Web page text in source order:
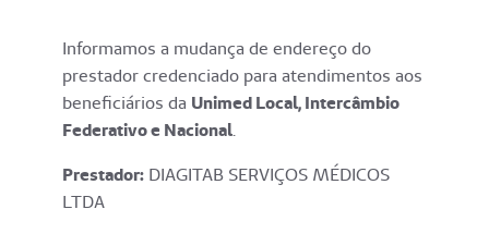
Informamos a mudança de endereço do
prestador credenciado para atendimentos aos
beneficiários da Unimed Local, Intercâmbio
Federativo e Nacional.
Prestador: DIAGITAB SERVIÇOS MÉDICOS
LTDA